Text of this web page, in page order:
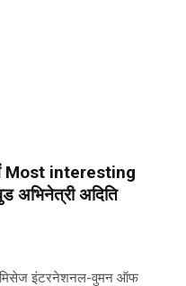
Most interesting
अभिनेत्री अदिति
मिसेज इंटरनेशनल-वुमन ऑफ